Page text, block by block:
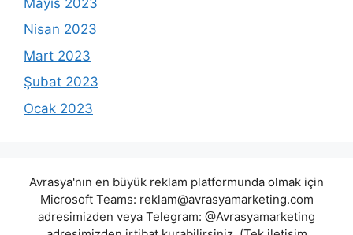
Nisan 2023
Mart 2023
Şubat 2023
Ocak 2023
Avrasya'nın en büyük reklam platformunda olmak için
Microsoft Teams: reklam@avrasyamarketing.com
adresimizden veya Telegram: @Avrasyamarketing